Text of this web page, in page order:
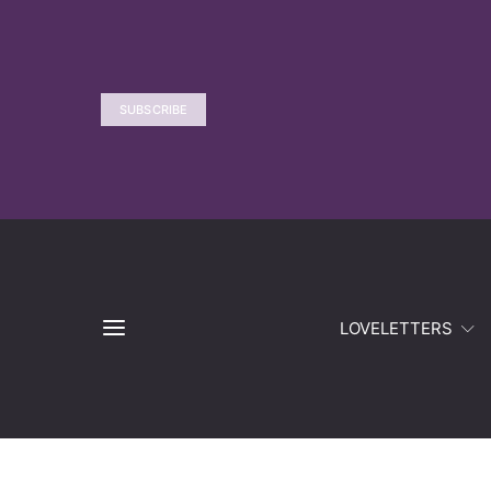
SUBSCRIBE
LOVELETTERS